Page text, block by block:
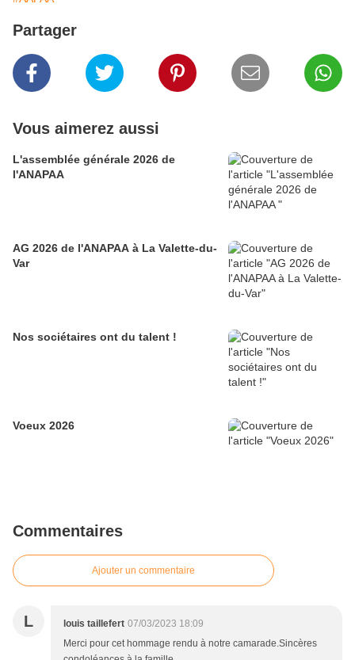
Partager
Vous aimerez aussi
L'assemblée générale 2026 de
l'ANAPAA
AG 2026 de l'ANAPAA à La Valette-du-
Var
Nos sociétaires ont du talent !
Voeux 2026
Commentaires
Ajouter un commentaire
L louis taillefert 07/03/2023 18:09
Merci pour cet hommage rendu à notre camarade.Sincères